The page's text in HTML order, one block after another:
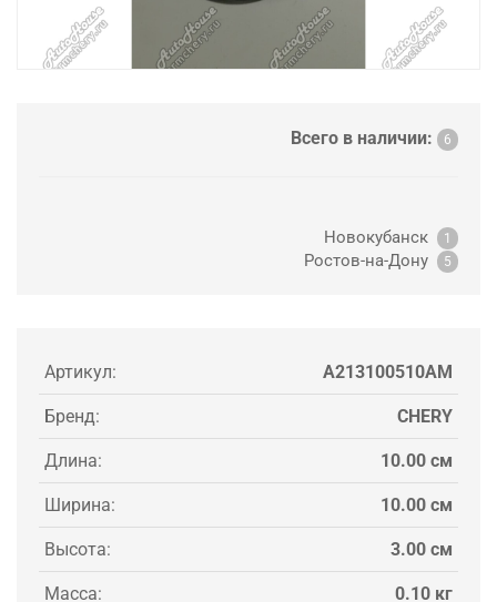
Всего в наличии: 6
Новокубанск 1
Ростов-на-Дону 5
Артикул: A213100510AM
Бренд: CHERY
Длина: 10.00 см
Ширина: 10.00 см
Высота: 3.00 см
Масса: 0.10 кг